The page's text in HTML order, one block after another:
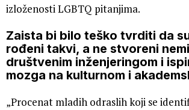
izloženosti LGBTQ pitanjima.
Zaista bi bilo teško tvrditi da
rođeni takvi, a ne stvoreni
društvenim inženjeringom i
mozga na kulturnom i
„Procenat mladih odraslih koji se